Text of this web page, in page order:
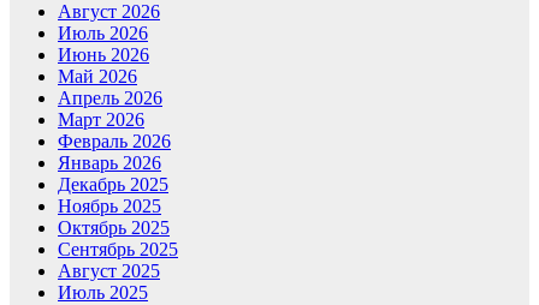
Август 2026
Июль 2026
Июнь 2026
Май 2026
Апрель 2026
Март 2026
Февраль 2026
Январь 2026
Декабрь 2025
Ноябрь 2025
Октябрь 2025
Сентябрь 2025
Август 2025
Июль 2025